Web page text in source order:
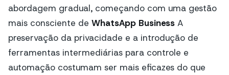
abordagem gradual, começando com uma gestão
mais consciente de WhatsApp Business A
preservação da privacidade e a introdução de
ferramentas intermediárias para controle e
automação costumam ser mais eficazes do que